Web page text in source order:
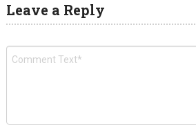
Leave a Reply